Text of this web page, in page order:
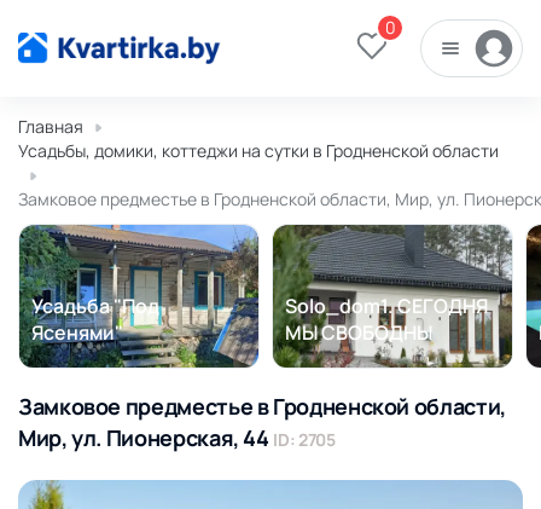
0
Главная
Усадьбы, домики, коттеджи на сутки в Гродненской области
Замковое предместье в Гродненской области, Мир, ул.
Усадьба "Под
Ясенями"
Solo_dom1. СЕГОДНЯ
МЫ СВОБОДНЫ
Замковое предместье в Гродненской области,
Мир, ул. Пионерская, 44 ID: 2705